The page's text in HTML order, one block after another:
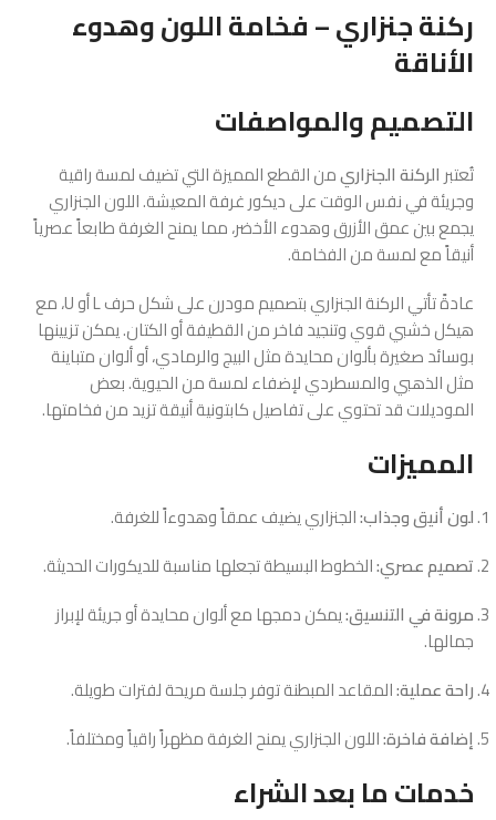
ركنة جنزاري – فخامة اللون وهدوء
الأناقة
التصميم والمواصفات
تُعتبرالركنة الجنزاريمن القطع المميزة التي تضيف لمسة راقية
وجريئة في نفس الوقت على ديكور غرفة المعيشة. اللون الجنزاري
يجمع بين عمق الأزرق وهدوء الأخضر، مما يمنح الغرفة طابعاً عصرياً
أنيقاً مع لمسة من الفخامة.
عادةً تأتي الركنة الجنزاري بتصميم مودرن على شكل حرف L أو U، مع
هيكل خشبي قوي وتنجيد فاخر من القطيفة أو الكتان. يمكن تزيينها
بوسائد صغيرة بألوان محايدة مثل البيج والرمادي، أو ألوان متباينة
مثل الذهبي والمسطردي لإضفاء لمسة من الحيوية. بعض
الموديلات قد تحتوي على تفاصيل كابتونية أنيقة تزيد من فخامتها.
المميزات
لون أنيق وجذاب:الجنزاري يضيف عمقاً وهدوءاً للغرفة.
تصميم عصري:الخطوط البسيطة تجعلها مناسبة للديكورات الحديثة.
مرونة في التنسيق:يمكن دمجها مع ألوان محايدة أو جريئة لإبراز
جمالها.
راحة عملية:المقاعد المبطنة توفر جلسة مريحة لفترات طويلة.
إضافة فاخرة:اللون الجنزاري يمنح الغرفة مظهراً راقياً ومختلفاً.
خدمات ما بعد الشراء